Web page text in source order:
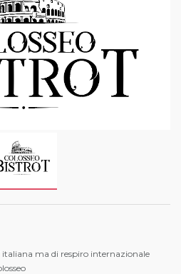
italiana ma di respiro internazionale